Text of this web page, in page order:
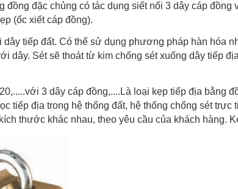
đồng đặc chủng có tác dụng siết nối 3 dây cáp đồng
(ốc xiết cáp đồng).
tiếp đất. Có thể sử dụng phương pháp hàn hóa
dây. Sét sẽ thoát từ kim chống sét xuống dây tiếp
3 dây cáp đồng,....Là loại kẹp tiếp địa bằng
tiếp địa trong hệ thống đất, hệ thống chống sét trực
thước khác nhau, theo yêu cầu của khách hàng.